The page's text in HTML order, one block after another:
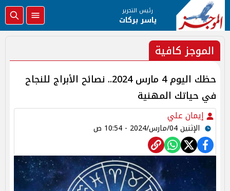
رئيس التحرير
ياسر بركات
الموجز كافية
حظك اليوم 4 مارس 2024.. نصائح الأبراج للنجاح
في حياتك المهنية
إيمان علي
الإثنين 04/مارس/2024 - 10:54 ص